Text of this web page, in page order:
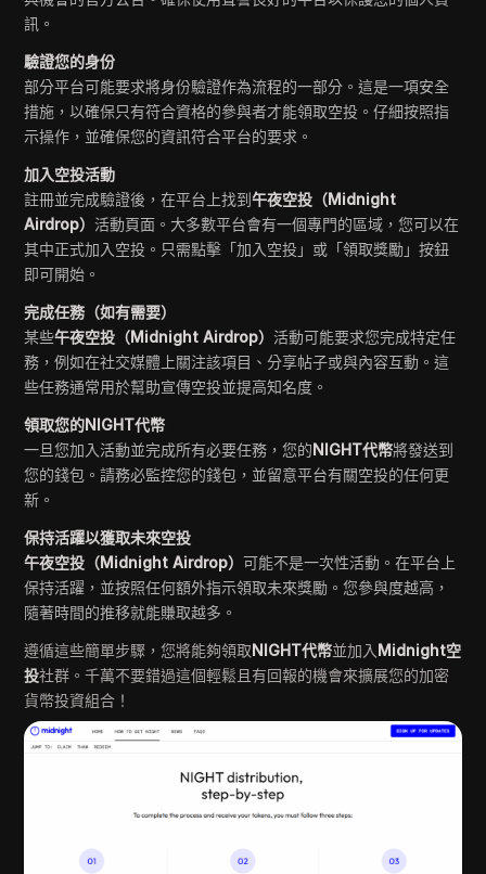
訊。
驗證您的身份
部分平台可能要求將身份驗證作為流程的一部分。這是一項安全
措施，以確保只有符合資格的參與者才能領取空投。仔細按照指
示操作，並確保您的資訊符合平台的要求。
加入空投活動
註冊並完成驗證後，在平台上找到午夜空投（Midnight
Airdrop）活動頁面。大多數平台會有一個專門的區域，您可以在
其中正式加入空投。只需點擊「加入空投」或「領取獎勵」按鈕
即可開始。
完成任務（如有需要）
某些午夜空投（Midnight Airdrop）活動可能要求您完成特定任
務，例如在社交媒體上關注該項目、分享帖子或與內容互動。這
些任務通常用於幫助宣傳空投並提高知名度。
領取您的NIGHT代幣
一旦您加入活動並完成所有必要任務，您的NIGHT代幣將發送到
您的錢包。請務必監控您的錢包，並留意平台有關空投的任何更
新。
保持活躍以獲取未來空投
午夜空投（Midnight Airdrop）可能不是一次性活動。在平台上
保持活躍，並按照任何額外指示領取未來獎勵。您參與度越高，
隨著時間的推移就能賺取越多。
遵循這些簡單步驟，您將能夠領取NIGHT代幣並加入 Midnight空
投社群。千萬不要錯過這個輕鬆且有回報的機會來擴展您的加密
貨幣投資組合！